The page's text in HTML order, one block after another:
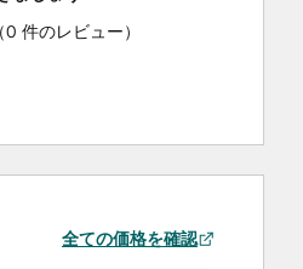
（0 件のレビュー）
全ての価格を確認